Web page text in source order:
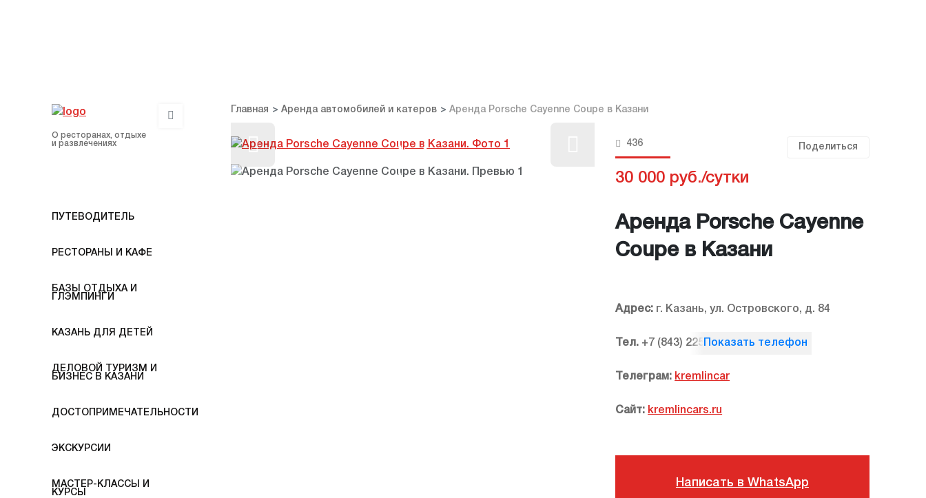
О ресторанах, отдыхе
и развлечениях
ПУТЕВОДИТЕЛЬ
РЕСТОРАНЫ И КАФЕ
БАЗЫ ОТДЫХА И
ГЛЭМПИНГИ
КАЗАНЬ ДЛЯ ДЕТЕЙ
ДЕЛОВОЙ ТУРИЗМ И
БИЗНЕС В КАЗАНИ
ДОСТОПРИМЕЧАТЕЛЬНОСТИ
ЭКСКУРСИИ
МАСТЕР-КЛАССЫ И
КУРСЫ
Главная Аренда автомобилей и катеров Аренда Porsche Cayenne Coupe в Казани
436
30 000 руб./сутки
Поделиться
Аренда Porsche Cayenne
Coupe в Казани
Адрес: г. Казань, ул. Островского, д. 84
Тел. +7 (843) 225 08 55
Телеграм: kremlincar
Сайт: kremlincars.ru
Написать в WhatsApp